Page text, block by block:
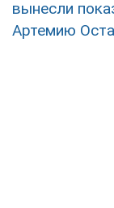
вынесли
Артемию